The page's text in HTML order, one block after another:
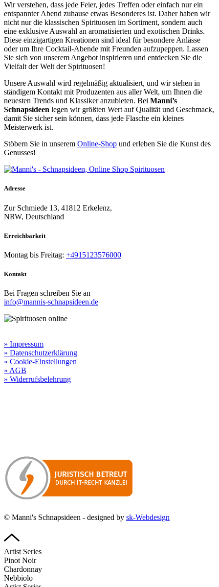
Wir verstehen, dass jede Feier, jedes Treffen oder einfach nur ein
entspannter Abend zuhause etwas Besonderes ist. Daher haben wir
nicht nur die klassischen Spirituosen im Sortiment, sondern auch
eine exklusive Auswahl an aromatisierten und exotischen Drinks.
Diese einzigartigen Kreationen sind ideal für besondere Anlässe
oder um Ihre Cocktail-Abende mit Freunden aufzupeppen. Lassen
Sie sich von unserem Angebot inspirieren und entdecken Sie die
Vielfalt der Welt der Spirituosen!
Unsere Auswahl wird regelmäßig aktualisiert, und wir stehen in
ständigem Kontakt mit Produzenten aus aller Welt, um Ihnen die
neuesten Trends und Klassiker anzubieten. Bei Manni’s
Schnapsideen legen wir größten Wert auf Qualität und Geschmack,
damit Sie sicher sein können, dass jede Flasche ein kleines
Meisterwerk ist.
Stöbern Sie in unserem Online-Shop und erleben Sie die Kunst des
Genusses!
Adresse
Zur Schmiede 13, 41812 Erkelenz,
NRW, Deutschland
Erreichbarkeit​
Montag bis Freitag: +4915123576000
Kontakt
Bei Fragen schreiben Sie an
info@mannis-schnapsideen.de
» Impressum
» Datenschutzerklärung
» Cookie-Einstellungen
» AGB
» Widerrufsbelehrung
© Manni's Schnapsideen - designed by sk-Webdesign
Artist Series
Pinot Noir
Chardonnay
Nebbiolo